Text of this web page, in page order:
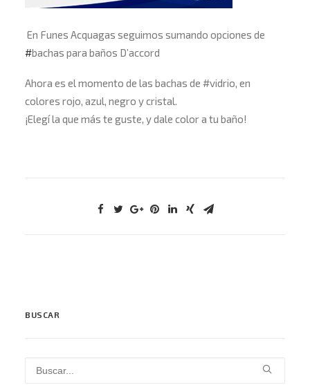
En Funes Acquagas seguimos sumando opciones de
#bachas para baños D’accord
Ahora es el momento de las bachas de #vidrio, en
colores rojo, azul, negro y cristal.
¡Elegí la que más te guste, y dale color a tu baño!
BUSCAR